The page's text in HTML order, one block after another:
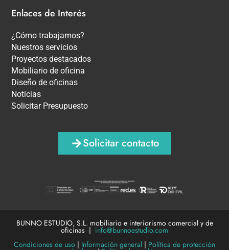
Enlaces de Interés
¿Cómo trabajamos?
Nuestros servicios
Proyectos destacados
Mobiliario de oficina
Diseño de oficinas
Noticias
Solicitar Presupuesto
Solicitar contacto
BUNNO ESTUDIO, S.L. mobiliario e interiorismo comercial y de
oficinas | info@bunnoestudio.com
Condiciones de uso | Información general | Política de protección